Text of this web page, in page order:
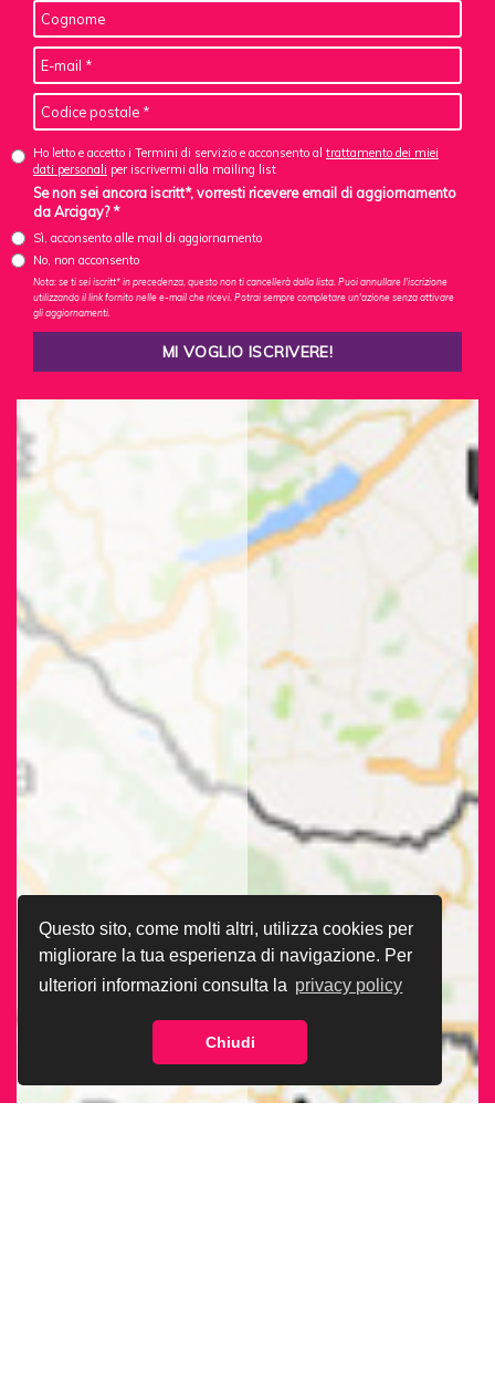
Questo sito, come molti altri, utilizza cookies per
migliorare la tua esperienza di navigazione. Per
ulteriori informazioni consulta la privacy policy
Chiudi
Ho letto e accetto i Termini di servizio e acconsento al trattamento dei miei
dati personali per iscrivermi alla mailing list
Se non sei ancora iscritt*, vorresti ricevere email di aggiornamento
da Arcigay? *
Sì, acconsento alle mail di aggiornamento
No, non acconsento
Nota: se ti sei iscritt* in precedenza, questo non ti cancellerà dalla lista. Puoi annullare l'iscrizione
utilizzando il link fornito nelle e-mail che ricevi. Potrai sempre completare un'azione senza attivare
gli aggiornamenti.